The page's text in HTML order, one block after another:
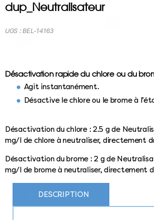
dup_Neutralisateur
Désactivation rapide du chlore ou du
Agit instantanément.
Désactive le chlore ou le brome à
Désactivation du chlore : 2.5 g de
mg/l de chlore à neutraliser, directement
Désactivation du brome : 2 g de
mg/l de brome à neutraliser, directement
UGS :BEL-14163
DESCRIPTION